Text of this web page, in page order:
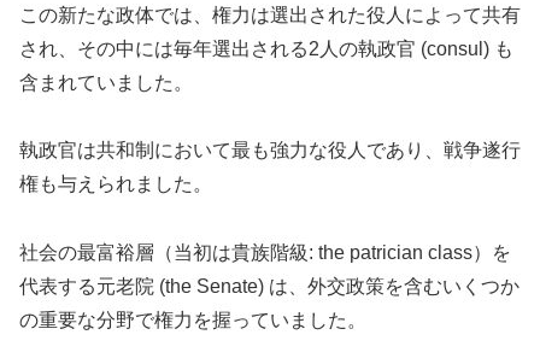
この新たな政体では、権力は選出された役人によって共有
され、その中には毎年選出される2人の執政官 (consul) も
含まれていました。
執政官は共和制において最も強力な役人であり、戦争遂行
権も与えられました。
社会の最富裕層（当初は貴族階級: the patrician class）を
代表する元老院 (the Senate) は、外交政策を含むいくつか
の重要な分野で権力を握っていました。